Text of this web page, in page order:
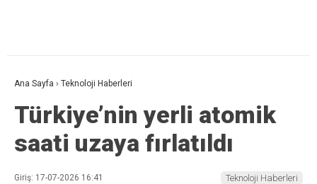
Ana Sayfa › Teknoloji Haberleri
Türkiye’nin yerli atomik
saati uzaya fırlatıldı
Giriş: 17-07-2026 16:41
Teknoloji Haberleri